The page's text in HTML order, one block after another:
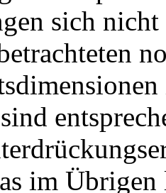
sich
im